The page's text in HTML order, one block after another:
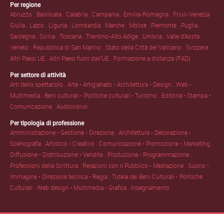
Per regione
Abruzzo . Basilicata .Calabria .Campania . Emilia-Romagna . Friuli-Venezia
Giulia . Lazio . Liguria . Lombardia . Marche . Molise . Piemonte . Puglia .
Sardegna . Sicilia .Toscana .Trentino-Alto Adige . Umbria .Valle d'Aosta .
Veneto . Repubblica di San Marino . Stato della Città del Vaticano . Svizzera .
Altri Paesi UE .Altri Paesi fuori dall'UE . Formazione a distanza (FAD) .
Per settore di attività
Arti dello spettacolo .Arte • Artigianato • Architettura • Design .Web •
Multimedia . Beni culturali • Politiche culturali • Turismo . Editoria • Stampa •
Comunicazione .Audiovisivo .
Per tipologia di professione
Amministrazione • Gestione • Direzione .Architettura • Decorazione •
Scenografia .Artistico • Creativo .Comunicazione • Promozione • Marketing .
Diffusione • Distribuzione • Vendite . Produzione • Programmazione .
Professioni della Scrittura . Relazioni con il Pubblico • Mediazione . Suono •
Immagine • Direzione tecnica • Regia .Tutela dei Beni Culturali • Politiche
Culturali .Web design • Multimedia • Grafica . Insegnamento .